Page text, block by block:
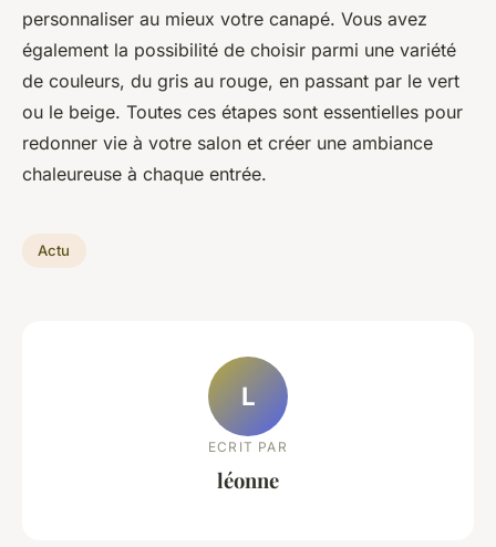
personnaliser au mieux votre canapé. Vous avez
également la possibilité de choisir parmi une variété
de couleurs, du gris au rouge, en passant par le vert
ou le beige. Toutes ces étapes sont essentielles pour
redonner vie à votre salon et créer une ambiance
chaleureuse à chaque entrée.
Actu
L
ECRIT PAR
léonne